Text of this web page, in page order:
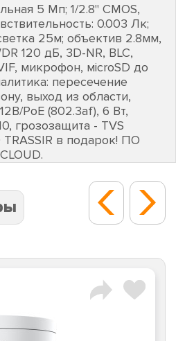
5 Mп; 1/2.8" CMOS,
0.003 Лк;
25м; объектив 2.8мм,
120 дБ, 3D-NR, BLC,
микрофон, мicroSD до
пересечение
выход из области,
PoE (802.3af), 6 Вт,
грозозащита - TVS
в подарок! ПО